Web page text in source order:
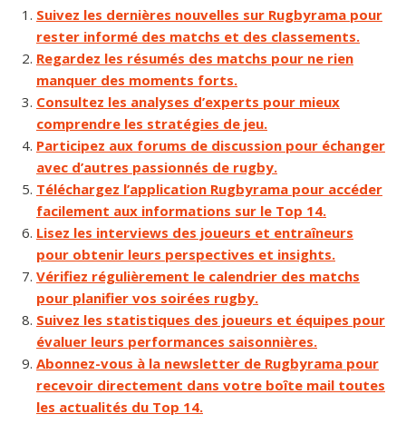
Suivez les dernières nouvelles sur Rugbyrama pour
rester informé des matchs et des classements.
Regardez les résumés des matchs pour ne rien
manquer des moments forts.
Consultez les analyses d’experts pour mieux
comprendre les stratégies de jeu.
Participez aux forums de discussion pour échanger
avec d’autres passionnés de rugby.
Téléchargez l’application Rugbyrama pour accéder
facilement aux informations sur le Top 14.
Lisez les interviews des joueurs et entraîneurs
pour obtenir leurs perspectives et insights.
Vérifiez régulièrement le calendrier des matchs
pour planifier vos soirées rugby.
Suivez les statistiques des joueurs et équipes pour
évaluer leurs performances saisonnières.
Abonnez-vous à la newsletter de Rugbyrama pour
recevoir directement dans votre boîte mail toutes
les actualités du Top 14.